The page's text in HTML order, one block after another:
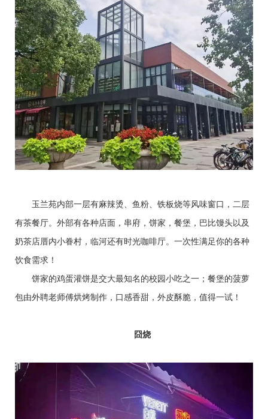
玉兰苑内部一层有麻辣烫、鱼粉、铁板烧等风味窗口，二层
有茶餐厅。外部有各种店面，串府，饼家，餐堡，巴比馒头以及
奶茶店厝内小眷村，临河还有时光咖啡厅。一次性满足你的各种
饮食需求！
饼家的鸡蛋灌饼是交大最知名的校园小吃之一；餐堡的菠萝
包由外聘老师傅烘烤制作，口感香甜，外皮酥脆，值得一试！
囧烧